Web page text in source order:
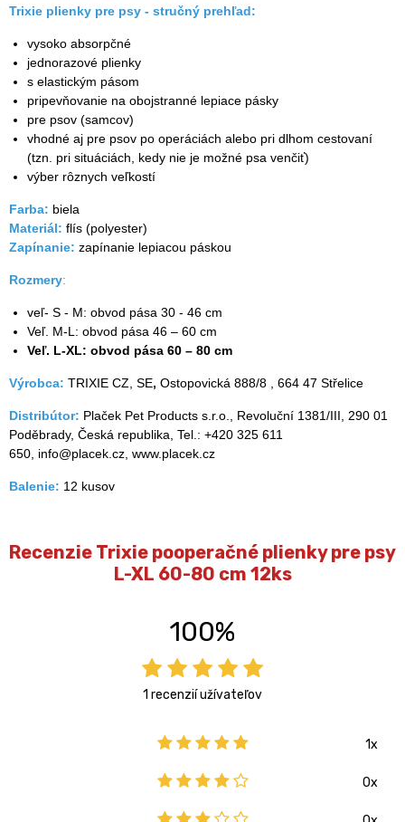
Trixie plienky pre psy - stručný prehľad:
vysoko absorpčné
jednorazové plienky
s elastickým pásom
pripevňovanie na obojstranné lepiace pásky
pre psov (samcov)
vhodné aj pre psov po operáciách alebo pri dlhom cestovaní
(tzn. pri situáciách, kedy nie je možné psa venčiť)
výber rôznych veľkostí
Farba: biela
Materiál: flís (polyester)
Zapínanie: zapínanie lepiacou páskou
Rozmery:
veľ- S - M: obvod pása 30 - 46 cm
Veľ. M-L: obvod pása 46 – 60 cm
Veľ. L-XL: obvod pása 60 – 80 cm
Výrobca: TRIXIE CZ, SE, Ostopovická 888/8 , 664 47 Střelice
Distribútor: Plaček Pet Products s.r.o., Revoluční 1381/III, 290 01
Poděbrady, Česká republika, Tel.: +420 325 611
650, info@placek.cz, www.placek.cz
Balenie: 12 kusov
Recenzie Trixie pooperačné plienky pre psy
L-XL 60-80 cm 12ks
100%
1 recenzií užívateľov
1x
0x